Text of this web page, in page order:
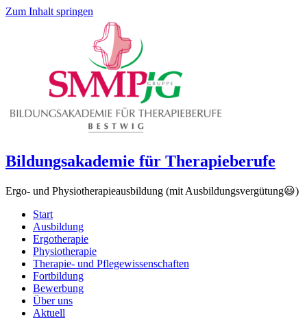
Zum Inhalt springen
Bildungsakademie für Therapieberufe
Ergo- und Physiotherapieausbildung (mit Ausbildungsvergütung😃)
Start
Ausbildung
Ergotherapie
Physiotherapie
Therapie- und Pflegewissenschaften
Fortbildung
Bewerbung
Über uns
Aktuell